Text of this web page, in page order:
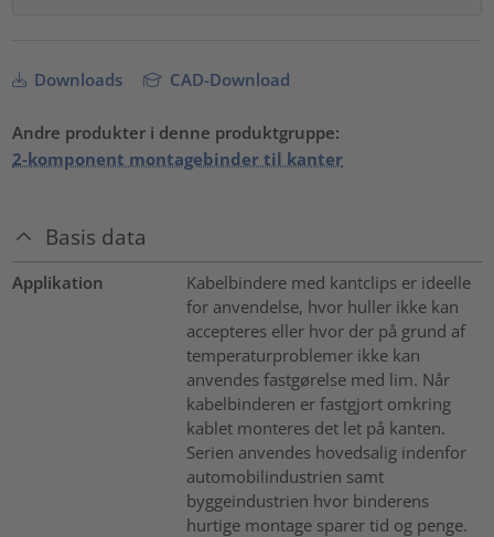
Downloads CAD-Download
Andre produkter i denne produktgruppe:
2-komponent montagebinder til kanter
Basis data
Applikation
Kabelbindere med kantclips er ideelle
for anvendelse, hvor huller ikke kan
accepteres eller hvor der på grund af
temperaturproblemer ikke kan
anvendes fastgørelse med lim. Når
kabelbinderen er fastgjort omkring
kablet monteres det let på kanten.
Serien anvendes hovedsalig indenfor
automobilindustrien samt
byggeindustrien hvor binderens
hurtige montage sparer tid og penge.